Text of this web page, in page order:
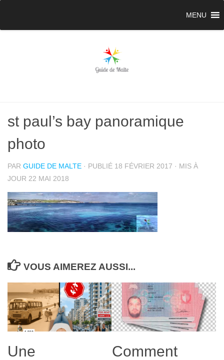
MENU
st paul’s bay panoramique
photo
PAR GUIDE DE MALTE · PUBLIÉ 18 FÉVRIER 2017 · MIS À
JOUR 22 MAI 2018
VOUS AIMEREZ AUSSI...
Une
Comment